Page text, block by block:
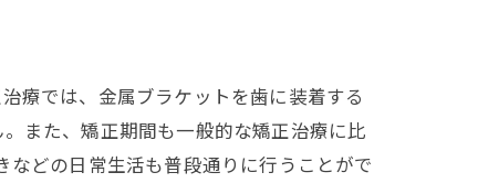
療では、金属ブラケットを歯に装着する
また、矯正期間も一般的な矯正治療に比
どの日常生活も普段通りに行うことがで